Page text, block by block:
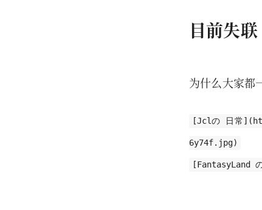
目前失联
为什么大家都
[Jclの 日常
6y74f.jpg)
[FantasyLand